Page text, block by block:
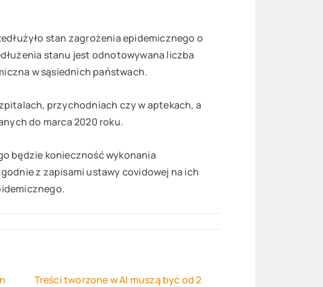
stan zagrożenia epidemicznego o
stanu jest odnotowywana liczba
w sąsiednich państwach.
przychodniach czy w aptekach, a
do marca 2020 roku.
będzie konieczność wykonania
z zapisami ustawy covidowej na ich
Treści tworzone w AI muszą być od 2